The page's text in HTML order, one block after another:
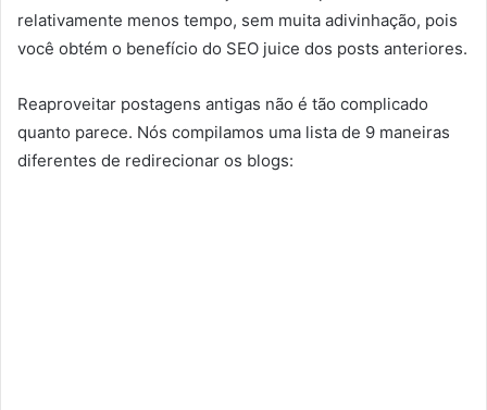
relativamente menos tempo, sem muita adivinhação, pois
você obtém o benefício do SEO juice dos posts anteriores.
Reaproveitar postagens antigas não é tão complicado
quanto parece. Nós compilamos uma lista de 9 maneiras
diferentes de redirecionar os blogs: